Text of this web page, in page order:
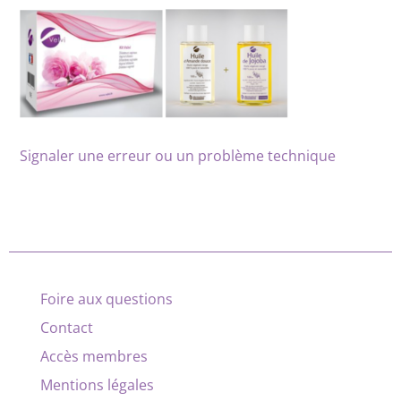
Signaler une erreur ou un problème technique
Foire aux questions
Contact
Accès membres
Mentions légales